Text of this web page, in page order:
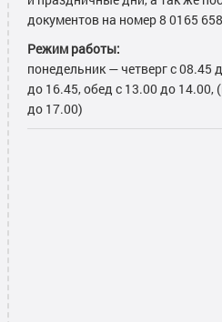
документов на номер 8 0165
Режим работы:
понедельник — четверг с 08.45
до 16.45, обед с 13.00 до
до 17.00)